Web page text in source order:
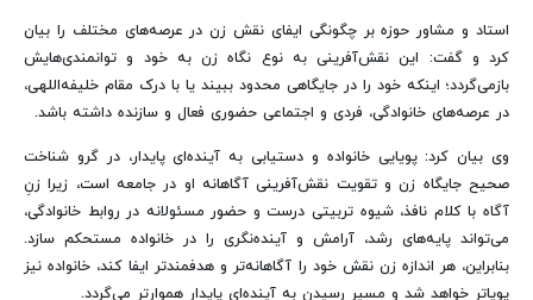
استاد و مشاور حوزه بر چگونگی ایفای نقش زن در عرصه‌های مختلف را بیان
کرد و گفت: این نقش‌آفرینی به نوع نگاه زن به خود و توانمندی‌هایش
بازمی‌گردد؛ اینکه خود را در جایگاهی محدود ببیند یا با درک مقام خلیفه‌اللهی،
در عرصه‌های خانوادگی، فردی و اجتماعی حضوری فعال و سازنده داشته باشد.
وی بیان کرد: پویایی خانواده و دستیابی به آینده‌ای پایدار، در گرو شناخت
صحیح جایگاه زن و تقویت نقش‌آفرینی آگاهانه او در جامعه است، زیرا زنِ
آگاه با کلام نافذ، شیوه تربیتی درست و حضور مسئولانه در روابط خانوادگی،
می‌تواند پایه‌های رشد، آرامش و آینده‌نگری را در خانواده مستحکم سازد.
بنابراین، هر اندازه زن نقش خود را آگاهانه‌تر و هدفمندتر ایفا کند، خانواده نیز
پویاتر خواهد شد و مسیر رسیدن به آینده‌ای پایدار هموارتر می‌گردد.